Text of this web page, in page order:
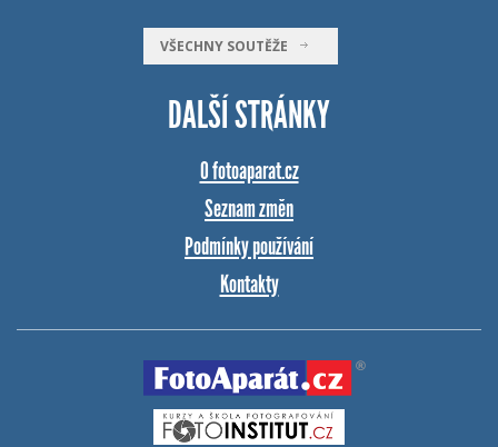
VŠECHNY SOUTĚŽE
DALŠÍ STRÁNKY
O fotoaparat.cz
Seznam změn
Podmínky používání
Kontakty